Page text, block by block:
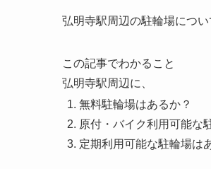
弘明寺駅周辺の駐輪場につい
この記事でわかること
弘明寺駅周辺に、
無料駐輪場はあるか？
原付・バイク利用可能な
定期利用可能な駐輪場は